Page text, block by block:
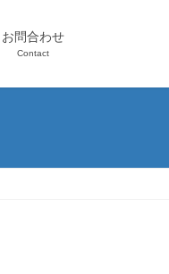
お問合わせ
Contact